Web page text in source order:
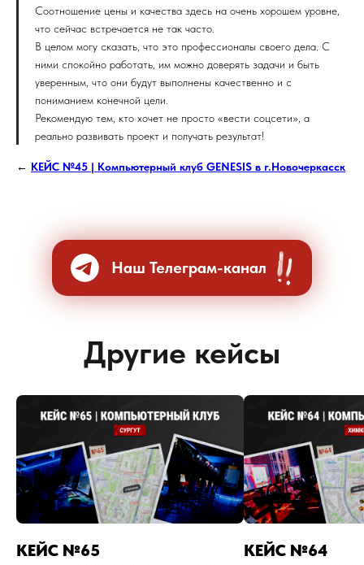
Соотношение цены и качества здесь на очень хорошем уровне,
что сейчас встречается не так часто.
В целом могу сказать, что это профессионалы своего дела. С
ними спокойно работать, им можно доверять задачи и быть
уверенным, что они будут выполнены качественно и с
пониманием конечной цели.
Рекомендую тем, кто хочет не просто «вести соцсети», а
реально развивать проект и получать результат!
← КЕЙС №45 | Компьютерный клуб GENESIS в г.Новочеркасск
Наш Телеграм-канал
Другие кейсы
​КЕЙС №65 ​КЕЙС №64